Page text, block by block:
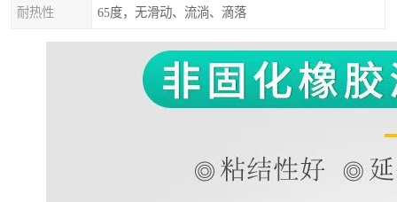
耐热性 65度，无滑动、流淌、滴落